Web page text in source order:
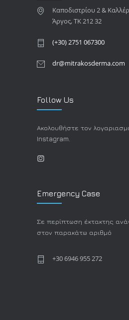
Καποδιστρίου 2 &
Άργος, TK 212 32
(+30) 2751 067300
dr@mitrakosderma.com
Follow Us
Ακολουθήστε τον
Instagram.
Emergency Case
Σε περίπτωση έκτακτης
στον παρακάτω αριθμό
+30 6946 955 272